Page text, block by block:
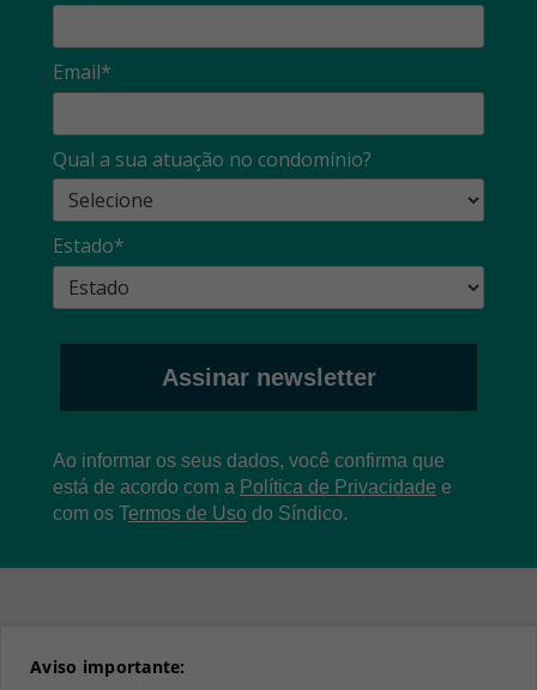
Email*
Qual a sua atuação no condomínio?
Estado*
Assinar newsletter
Ao informar os seus dados, você confirma que
está de acordo com a Política de Privacidade e
com os Termos de Uso do Síndico.
Aviso importante: